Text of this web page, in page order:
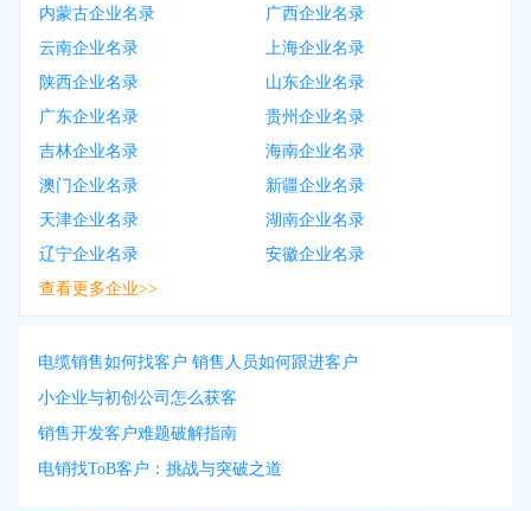
内蒙古企业名录
广西企业名录
云南企业名录
上海企业名录
陕西企业名录
山东企业名录
广东企业名录
贵州企业名录
吉林企业名录
海南企业名录
澳门企业名录
新疆企业名录
天津企业名录
湖南企业名录
辽宁企业名录
安徽企业名录
查看更多企业>>
电缆销售如何找客户 销售人员如何跟进客户
小企业与初创公司怎么获客
销售开发客户难题破解指南
电销找ToB客户：挑战与突破之道